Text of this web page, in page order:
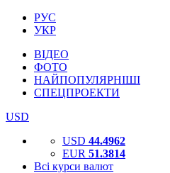
РУС
УКР
ВІДЕО
ФОТО
НАЙПОПУЛЯРНІШІ
СПЕЦПРОЕКТИ
USD
USD 44.4962
EUR 51.3814
Всі курси валют